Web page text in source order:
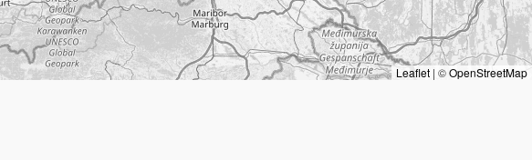
Leaflet | ©OpenStreetMap